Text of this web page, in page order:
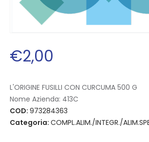
€2,00
L'ORIGINE FUSILLI CON CURCUMA 500 G
Nome Azienda: 413C
COD: 973284363
Categoria: COMPL.ALIM./INTEGR./